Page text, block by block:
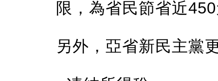
限，為省民節省近
另外，亞省新民主黨